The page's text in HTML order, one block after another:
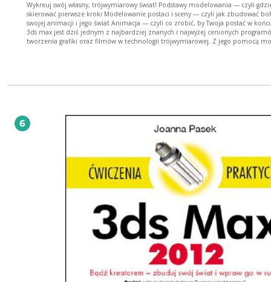
Wykreuj swój własny, trójwymiarowy świat! Podstawy modelowania — czyli gdzie
skierować pierwsze kroki Modelowanie postaci i sceny — czyli jak zbudować
swojej animacji i jego świat Animacja — czyli co zrobić, by Twoja postać w
3ds max jest dziś jednym z najbardziej znanych i najwyżej cenionych
tworzenia grafiki oraz filmów w technologii trójwymiarowej. Z jego pomocą
programów oraz prostego kontrolowania wszelkich detali znacznie
złożonej sceny, eksplorator materiałów do zarządzania dużymi scenami oraz
narzędzia do przyspieszania etapu testowania i optymalizacji modeli 3d. Książka,
którą trzymasz w ręku, zaznajomi Cię z tą właśnie najnowszą wersją, bogatszą
moduł Graphite czy technologię mental mill. Jej autorka – znana ze świetnych
opracowań wcześniejszych wersji programu — krok po kroku przeprowadzi po
3d nawet początkującego użytkownika. Pokaże Ci ona, jak poruszać się w
tego programu, jak zbudować kompletną postać, zgodną z Twoją wizją, jak
wykreować i oświetlić przestrzeń, w której postać ta będzie się poruszać, i
jak osiągnąć realistyczny efekt ruchu, czyli co zrobić, by wytwór Twojej
rzeczywiście ożył na ekranie. W tym procesie pomogą również bardzo dobrze
opisane, liczne zrzuty ekranu. Z podręcznikiem "3ds max 2010. Ćwiczenia
" bez trudu uda Ci się zrealizować wszystkie pomysły na doskonałe animacje.
Modelowanie postaci Modelowanie wnętrza Materiały Kamera i podstawowe
oświetlenie sceny Realistyczne oświetlenie Przygotowanie postaci do animacji
animacji Kontrolery animacji Animowane światła, materiały i efekty Swobodna
6